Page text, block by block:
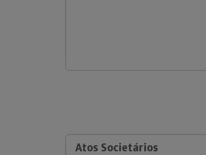
Atos Societários